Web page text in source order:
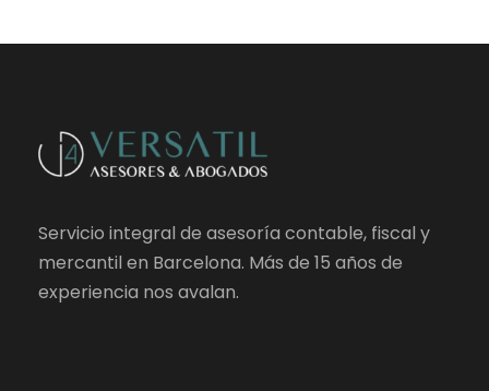
Servicio integral de asesoría contable, fiscal y
mercantil en Barcelona. Más de 15 años de
experiencia nos avalan.